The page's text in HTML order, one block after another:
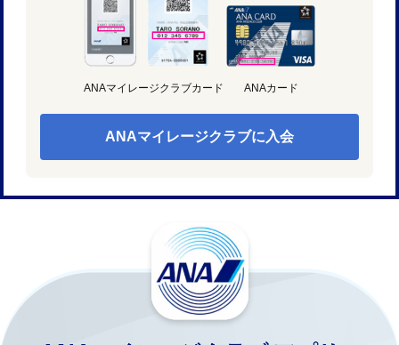
ANAマイレージクラブカード ANAカード
ANAマイレージクラブに入会